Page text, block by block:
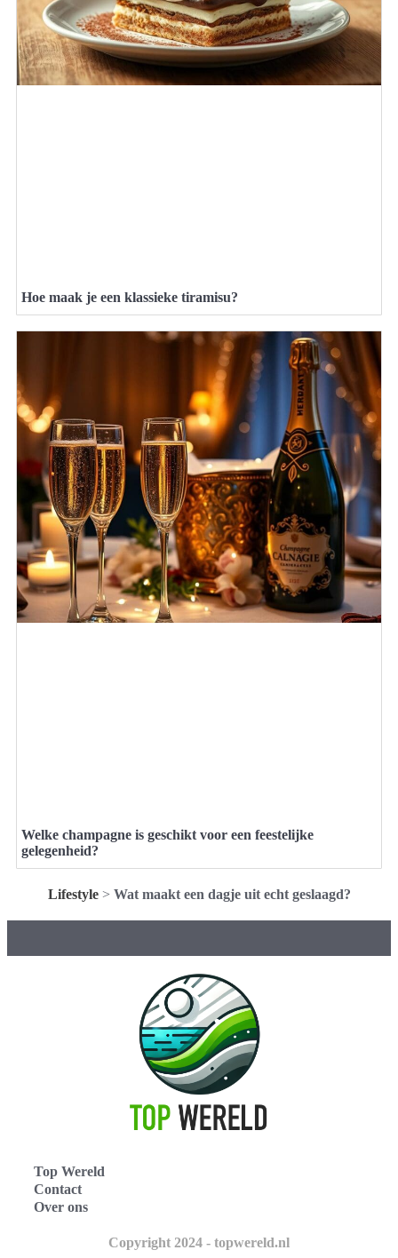
Hoe maak je een klassieke tiramisu?
Welke champagne is geschikt voor een feestelijke
gelegenheid?
Lifestyle> Wat maakt een dagje uit echt geslaagd?
Top Wereld
Contact
Over ons
Copyright 2024 - topwereld.nl